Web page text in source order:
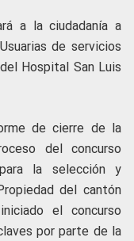
a la ciudadanía a
de servicios
Hospital San Luis
de cierre de la
del concurso
la selección y
del cantón
el concurso
por parte de la